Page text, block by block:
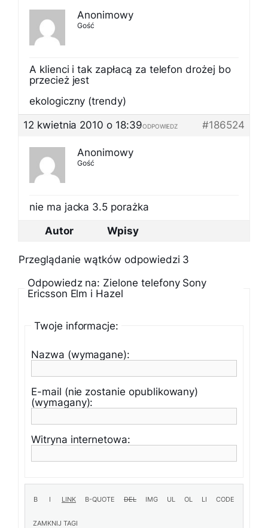
Anonimowy
Gość
A klienci i tak zapłacą za telefon drożej bo
przecież jest
ekologiczny (trendy)
12 kwietnia 2010 o 18:39
#186524
ODPOWIEDZ
Anonimowy
Gość
nie ma jacka 3.5 porażka
Autor
Wpisy
Przeglądanie wątków odpowiedzi 3
Odpowiedz na: Zielone telefony Sony
Ericsson Elm i Hazel
Twoje informacje:
Nazwa (wymagane):
E-mail (nie zostanie opublikowany)
(wymagany):
Witryna internetowa: